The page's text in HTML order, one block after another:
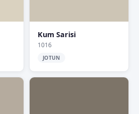
Kum Sarisi
1016
JOTUN